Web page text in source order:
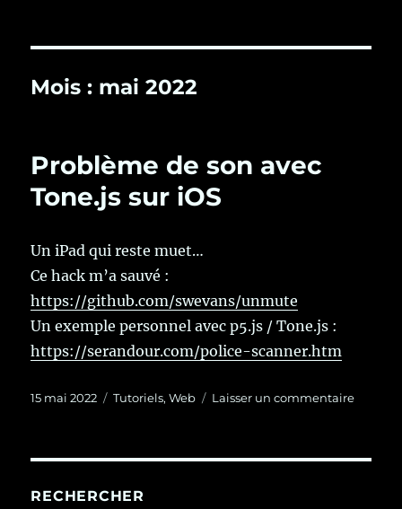
Mois : mai 2022
Problème de son avec
Tone.js sur iOS
Un iPad qui reste muet…
Ce hack m’a sauvé :
https://github.com/swevans/unmute
Un exemple personnel avec p5.js / Tone.js :
https://serandour.com/police-scanner.htm
Publié
15 mai 2022 Catégories
Tutoriels,Web Laisser un commentairesur
RECHERCHER